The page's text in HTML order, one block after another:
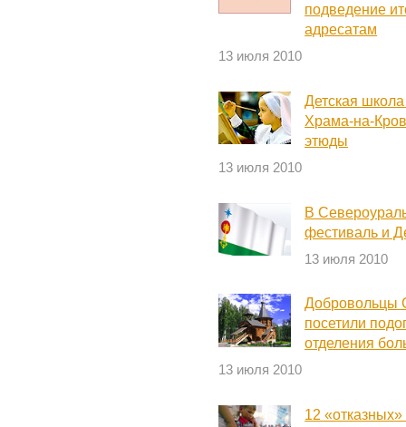
подведение
адресатам
13 июля 2010
Детская школа
Храма-на-
этюды
13 июля 2010
В
фестиваль и
13 июля 2010
Добровольцы
посетили
отделения
13 июля 2010
12